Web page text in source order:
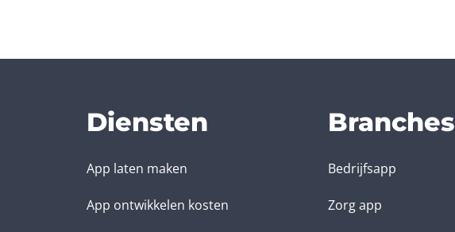
Diensten
App laten maken
App ontwikkelen kosten
Branches
Bedrijfsapp
Zorg app